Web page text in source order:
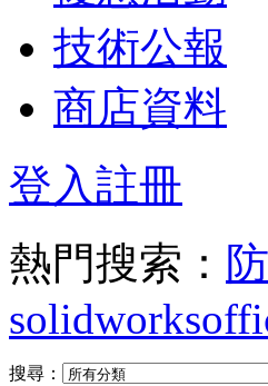
技術公報
商店資料
登入註冊
熱門搜索：
solidworks
搜尋：